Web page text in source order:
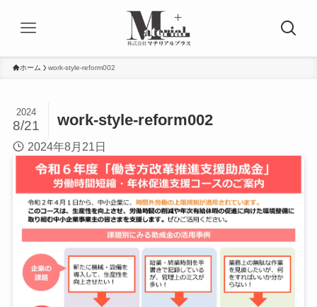
ホーム work-style-reform002
work-style-reform002
2024
8/21
2024年8月21日